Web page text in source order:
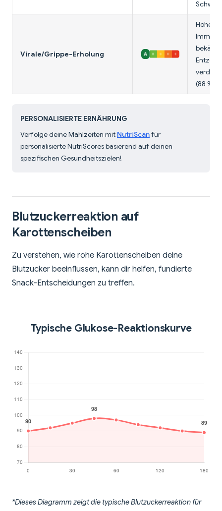
Virale/Grippe-Erholung
Hohes
(88 %
PERSONALISIERTE ERNÄHRUNG
Verfolge deine Mahlzeiten mit NutriScanfür
personalisierte NutriScores basierend auf deinen
spezifischen Gesundheitszielen!
Blutzuckerreaktion auf
Karottenscheiben
Zu verstehen, wie rohe Karottenscheiben deine
Blutzucker beeinflussen, kann dir helfen, fundierte
Snack-Entscheidungen zu treffen.
Typische Glukose-Reaktionskurve
*Dieses Diagramm zeigt die typische Blutzuckerreaktion für